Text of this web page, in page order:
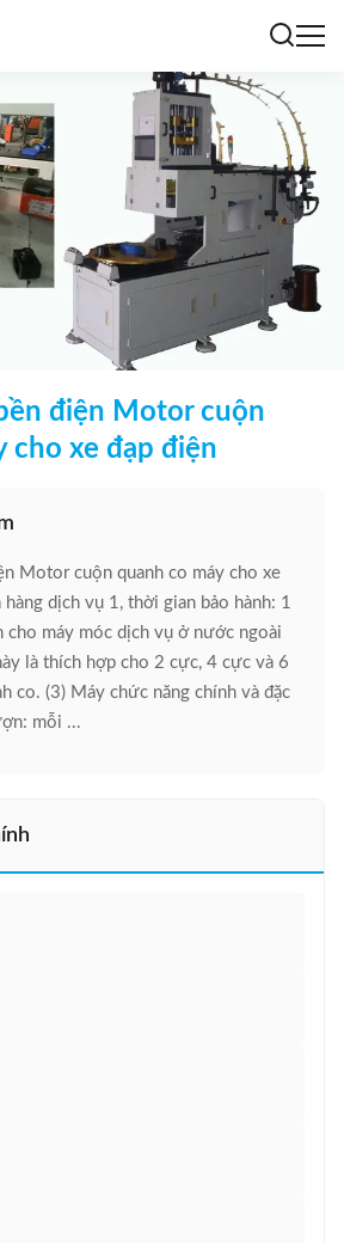
điện Motor cuộn
cho xe đạp điện
Motor cuộn quanh co máy cho xe
hàng dịch vụ 1, thời gian bảo hành: 1
cho máy móc dịch vụ ở nước ngoài
là thích hợp cho 2 cực, 4 cực và 6
co. (3) Máy chức năng chính và đặc
mỗi ...